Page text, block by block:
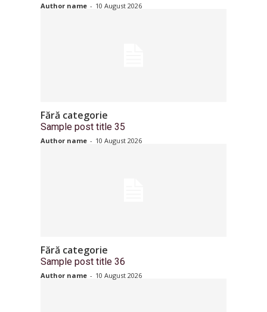
Author name - 10 August 2026
Fără categorie
Sample post title 35
Author name - 10 August 2026
Fără categorie
Sample post title 36
Author name - 10 August 2026